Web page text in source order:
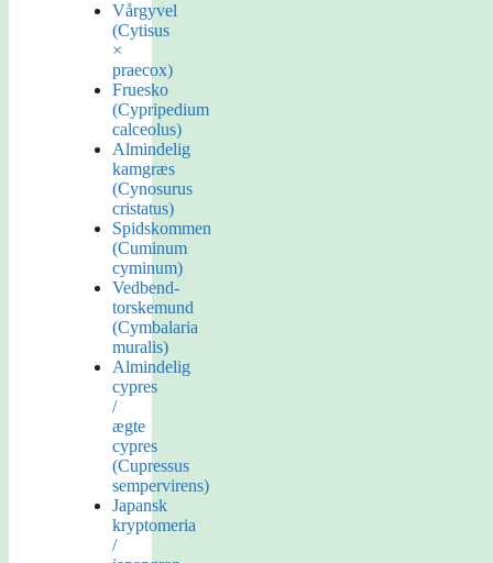
Vårgyvel
(Cytisus
×
praecox)
Fruesko
(Cypripedium
calceolus)
Almindelig
kamgræs
(Cynosurus
cristatus)
Spidskommen
(Cuminum
cyminum)
Vedbend-
torskemund
(Cymbalaria
muralis)
Almindelig
cypres
/
ægte
cypres
(Cupressus
sempervirens)
Japansk
kryptomeria
/